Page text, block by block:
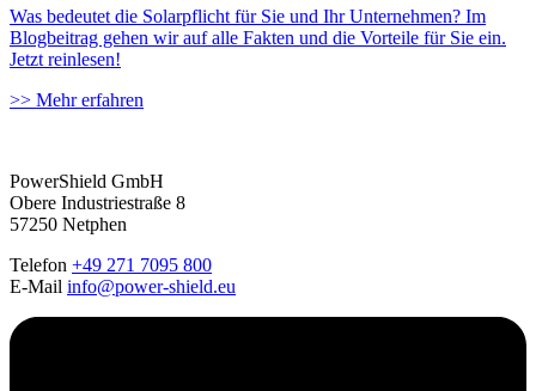
Was bedeutet die Solar­pflicht für Sie und Ihr Unternehmen? Im
Blog­beitrag gehen wir auf alle Fakten und die Vorteile für Sie ein.
Jetzt reinlesen!
>> Mehr erfahren
PowerShield GmbH
Obere Industriestraße 8
57250 Netphen
Telefon +49 271 7095 800
E-Mail info@power-shield.eu